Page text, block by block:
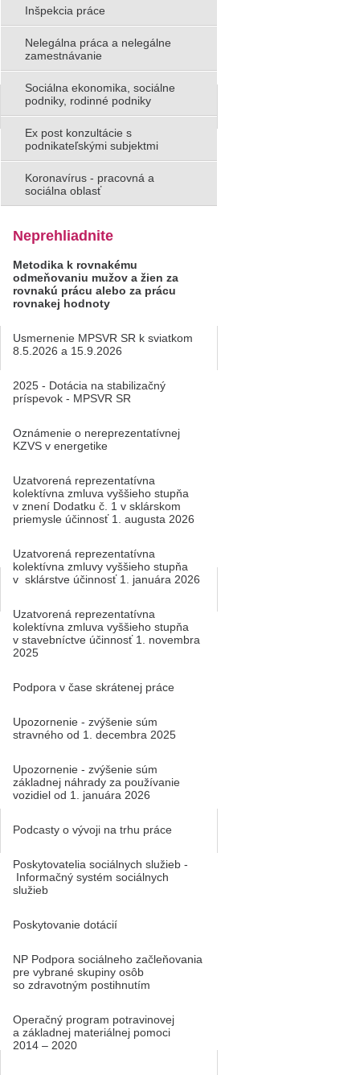
Inšpekcia práce
Nelegálna práca a nelegálne
zamestnávanie
Sociálna ekonomika, sociálne
podniky, rodinné podniky
Ex post konzultácie s
podnikateľskými subjektmi
Koronavírus - pracovná a
sociálna oblasť
Neprehliadnite
Metodika k rovnakému
odmeňovaniu mužov a žien za
rovnakú prácu alebo za prácu
rovnakej hodnoty
Usmernenie MPSVR SR k sviatkom
8.5.2026 a 15.9.2026
2025 - Dotácia na stabilizačný
príspevok - MPSVR SR
Oznámenie o nereprezentatívnej
KZVS v energetike
Uzatvorená reprezentatívna
kolektívna zmluva vyššieho stupňa
v znení Dodatku č. 1 v sklárskom
priemysle účinnosť 1. augusta 2026
Uzatvorená reprezentatívna
kolektívna zmluvy vyššieho stupňa
v sklárstve účinnosť 1. januára 2026
Uzatvorená reprezentatívna
kolektívna zmluva vyššieho stupňa
v stavebníctve účinnosť 1. novembra
2025
Podpora v čase skrátenej práce
Upozornenie - zvýšenie súm
stravného od 1. decembra 2025
Upozornenie - zvýšenie súm
základnej náhrady za používanie
vozidiel od 1. januára 2026
Podcasty o vývoji na trhu práce
Poskytovatelia sociálnych služieb -
Informačný systém sociálnych
služieb
Poskytovanie dotácií
NP Podpora sociálneho začleňovania
pre vybrané skupiny osôb
so zdravotným postihnutím
Operačný program potravinovej
a základnej materiálnej pomoci
2014 – 2020